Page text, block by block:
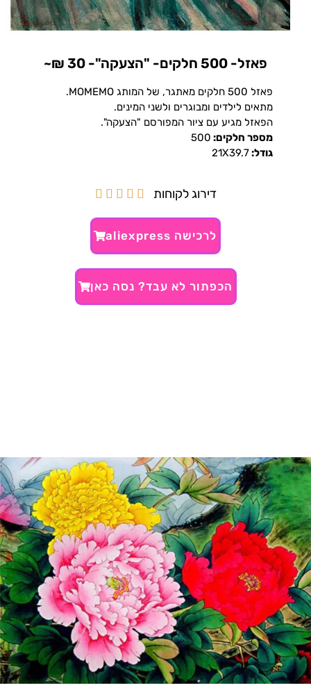
פאזל- 500 חלקים- "הצעקה"- 30 ₪~
פאזל 500 חלקים מאתגר, של המותג MOMEMO.
מתאים לילדים ומבוגרים ולשני המינים.
הפאזל מגיע עם ציור המפורסם "הצעקה".
מספר חלקים: 500
גודל:21X39.7
דירוג לקוחות 




לרכישה aliexpress
הכפתור לא עבד? נסה כאן